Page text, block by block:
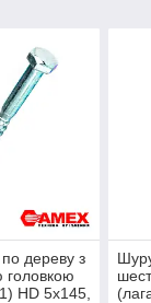
дереву з
головкою
HD 5x145,